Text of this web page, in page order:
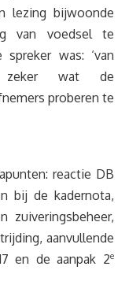
lezing bijwoonde
van voedsel te
was: ‘van
wat de
proberen te
reactie DB
bij de kadernota,
zuiveringsbeheer,
aanvullende
en de aanpak 2e